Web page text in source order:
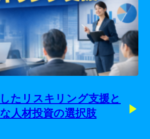
たリスキリング支援と
人材投資の選択肢